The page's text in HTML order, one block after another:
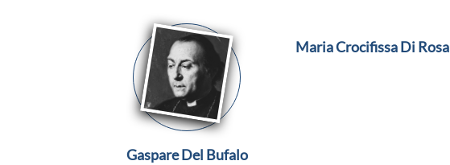
Gaspare Del Bufalo
Maria Crocifissa Di Rosa